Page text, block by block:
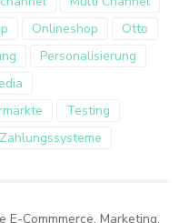
Onlineshop
Otto
Personalisierung
Testing
Zahlungssysteme
E-Commmerce, Marketing,